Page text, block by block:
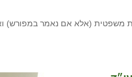
משפטית (אלא אם נאמר במפורש)